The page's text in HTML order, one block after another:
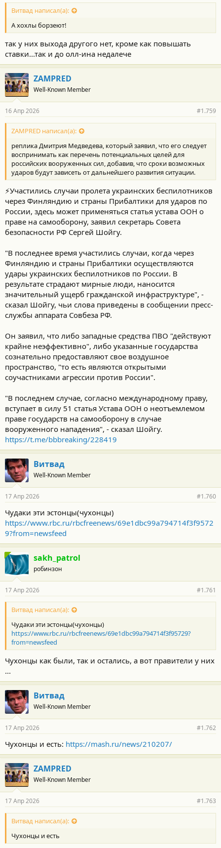
Витвад написал(а):
А хохлы борзеют!
так у них выхода другого нет, кроме как повышать
ставки...так и до олл-ина недалече
ZAMPRED
Well-Known Member
16 Апр 2026 #1.759
ZAMPRED написал(а):
реплика Дмитрия Медведева, который заявил, что его следует
воспринимать как перечень потенциальных целей для
российских вооруженных сил, добавив, что сроки возможных
ударов будут зависеть от дальнейшего развития ситуации.
⚡️Участились случаи пролета украинских беспилотников
через Финляндию и страны Прибалтики для ударов по
России, здесь может применяться статья устава ООН о
праве на самооборону, заявил секретарь Совета
безопасности РФ Сергей Шойгу.
"В последнее время участились случаи, когда через
Финляндию и страны Прибалтики осуществляются
удары украинских беспилотников по России. В
результате страдают мирные люди, наносится
значительный ущерб гражданской инфраструктуре", -
сказал Шойгу, чьи слова приведены в сообщении пресс-
службы аппарата Совбеза РФ.
Он заявил, что либо западные средства ПВО "действуют
крайне неэффективно", либо указанные государства
сознательно предоставляют свое воздушное
пространство, "то есть являются открытыми
соучастниками агрессии против России".
"В последнем случае, согласно международному праву,
вступает в силу 51 статья Устава ООН о неотъемлемом
праве государств на самооборону в случае
вооруженного нападения", - сказал Шойгу.
https://t.me/bbbreaking/228419
Витвад
Well-Known Member
17 Апр 2026 #1.760
Чудаки эти эстонцы(чухонцы)
https://www.rbc.ru/rbcfreenews/69e1dbc99a794714f3f9572
9?from=newsfeed
sakh_patrol
робинзон
17 Апр 2026 #1.761
Витвад написал(а):
Чудаки эти эстонцы(чухонцы)
https://www.rbc.ru/rbcfreenews/69e1dbc99a794714f3f95729?
from=newsfeed
Чухонцы как были, так и остались, а вот правители у них
...
Витвад
Well-Known Member
17 Апр 2026 #1.762
Чухонцы и есть: https://mash.ru/news/210207/
ZAMPRED
Well-Known Member
17 Апр 2026 #1.763
Витвад написал(а):
Чухонцы и есть